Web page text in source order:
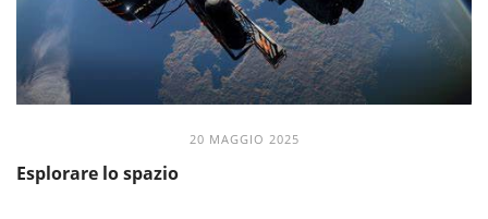
20 MAGGIO 2025
Esplorare lo spazio